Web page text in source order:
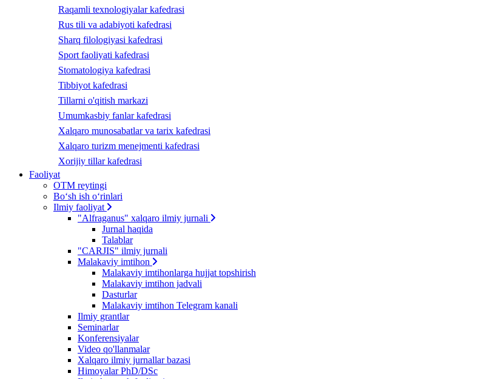
Raqamli texnologiyalar kafedrasi
Rus tili va adabiyoti kafedrasi
Sharq filologiyasi kafedrasi
Sport faoliyati kafedrasi
Stomatologiya kafedrasi
Tibbiyot kafedrasi
Tillarni o'qitish markazi
Umumkasbiy fanlar kafedrasi
Xalqaro munosabatlar va tarix kafedrasi
Xalqaro turizm menejmenti kafedrasi
Xorijiy tillar kafedrasi
Faoliyat
OTM reytingi
Bo‘sh ish o‘rinlari
Ilmiy faoliyat
"Alfraganus" xalqaro ilmiy jurnali
Jurnal haqida
Talablar
"CARJIS" ilmiy jurnali
Malakaviy imtihon
Malakaviy imtihonlarga hujjat topshirish
Malakaviy imtihon jadvali
Dasturlar
Malakaviy imtihon Telegram kanali
Ilmiy grantlar
Seminarlar
Konferensiyalar
Video qo'llanmalar
Xalqaro ilmiy jurnallar bazasi
Himoyalar PhD/DSc